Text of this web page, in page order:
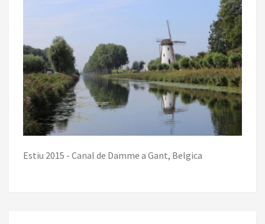
Estiu 2015 - Canal de Damme a Gant, Belgica